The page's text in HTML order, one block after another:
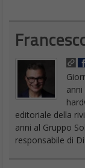
editoriale della
anni al Gruppo
responsabile di